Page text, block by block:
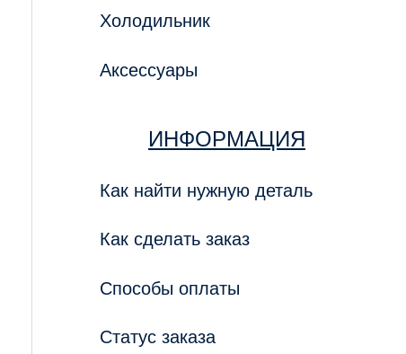
Холодильник
Аксессуары
ИНФОРМАЦИЯ
Как найти нужную деталь
Как сделать заказ
Способы оплаты
Статус заказа